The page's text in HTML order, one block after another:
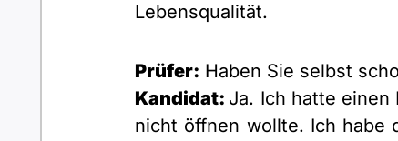
Lebensqualität.
Prüfer: Haben Sie selbst
Kandidat: Ja. Ich hatte einen
nicht öffnen wollte. Ich habe